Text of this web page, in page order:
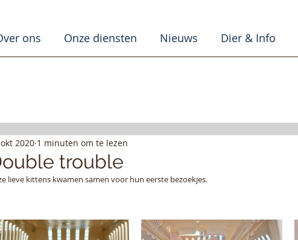
ons Onze diensten Nieuws Dier & Info
trouble
2020 1 minuten om te lezen
lieve kittens kwamen samen voor hun eerste bezoekjes.